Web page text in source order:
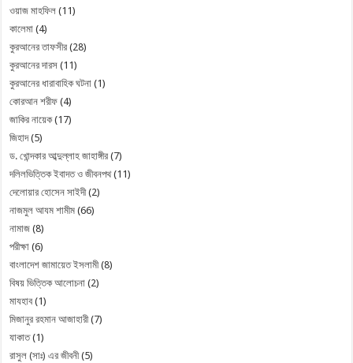
ওয়াজ মাহফিল (11)
কালেমা (4)
কুরআনের তাফসীর (28)
কুরআনের দারস (11)
কুরআনের ধারাবাহিক ঘটনা (1)
কোরআন শরীফ (4)
জাকির নায়েক(17)
জিহাদ(5)
ড. খোন্দকার আব্দুল্লাহ জাহাঙ্গীর (7)
দলিলভিত্তিক ইবাদত ও জীবনপথ(11)
দেলোয়ার হোসেন সাইদী(2)
নাজমুল আযম শামীম (66)
নামাজ (8)
পরীক্ষা (6)
বাংলাদেশ জামায়েত ইসলামী(8)
বিষয় ভিত্তিক আলোচনা (2)
মাযহাব (1)
মিজানুর রহমান আজাহারী(7)
যাকাত(1)
রাসুল (সাঃ) এর জীবনী(5)